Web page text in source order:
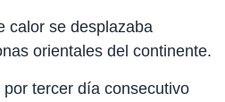
calor se desplazaba
orientales del continente.
tercer día consecutivo